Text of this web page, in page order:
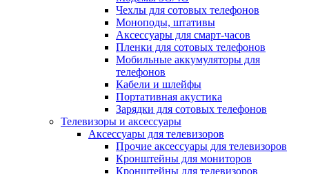
Чехлы для сотовых телефонов
Моноподы, штативы
Аксессуары для смарт-часов
Пленки для сотовых телефонов
Мобильные аккумуляторы для
телефонов
Кабели и шлейфы
Портативная акустика
Зарядки для сотовых телефонов
Телевизоры и аксессуары
Аксессуары для телевизоров
Прочие аксессуары для телевизоров
Кронштейны для мониторов
Кронштейны для телевизоров